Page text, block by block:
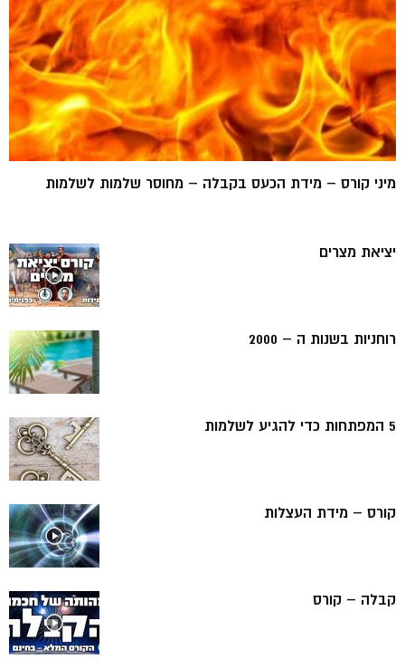
מיני קורס – מידת הכעס בקבלה – מחוסר שלמות לשלמות
יציאת מצרים
רוחניות בשנות ה – 2000
5 המפתחות כדי להגיע לשלמות
קורס – מידת העצלות
קבלה – קורס